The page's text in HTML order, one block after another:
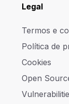
Legal
Termos e
Política de
Cookies
Open